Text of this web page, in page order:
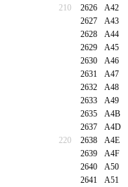
210
2626 A42
2627
A43
2628
A44
2629
A45
2630
A46
2631
A47
2632
A48
2633
A49
2635
A4B
2637
A4D
220
2638 A4E
2639
A4F
2640
A50
2641
A51